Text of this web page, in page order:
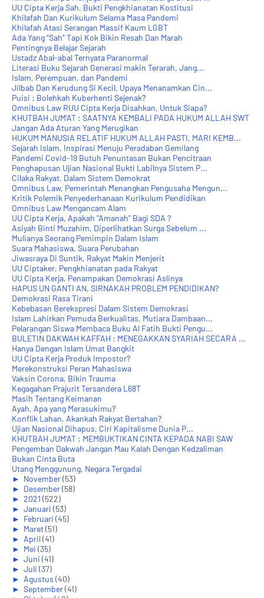
UU Cipta Kerja Sah, Bukti Pengkhianatan Kostitusi
Khilafah Dan Kurikulum Selama Masa Pandemi
Khilafah Atasi Serangan Massif Kaum LGBT
Ada Yang “Sah” Tapi Kok Bikin Resah Dan Marah
Pentingnya Belajar Sejarah
Ustadz Abal-abal Ternyata Paranormal
Literasi Buku Sejarah Generasi makin Terarah, Jang...
Islam, Perempuan, dan Pandemi
Jilbab Dan Kerudung Si Kecil, Upaya Menanamkan Cin...
Puisi : Bolehkah Kuberhenti Sejenak?
Omnibus Law RUU Cipta Kerja Disahkan, Untuk Siapa?
KHUTBAH JUM'AT : SAATNYA KEMBALI PADA HUKUM ALLAH SWT
Jangan Ada Aturan Yang Merugikan
HUKUM MANUSIA RELATIF HUKUM ALLAH PASTI, MARI KEMB...
Sejarah Islam, Inspirasi Menuju Peradaban Gemilang
Pandemi Covid-19 Butuh Penuntasan Bukan Pencitraan
Penghapusan Ujian Nasional Bukti Labilnya Sistem P...
Cilaka Rakyat, Dalam Sistem Demokrat
Omnibus Law, Pemerintah Menangkan Pengusaha Mengun...
Kritik Polemik Penyederhanaan Kurikulum Pendidikan
Omnibus Law Mengancam Alam
UU Cipta Kerja, Apakah "Amanah" Bagi SDA ?
Asiyah Binti Muzahim, Diperlihatkan Surga Sebelum ...
Mulianya Seorang Pemimpin Dalam Islam
Suara Mahasiswa, Suara Perubahan
Jiwasraya Di Suntik, Rakyat Makin Menjerit
UU Ciptaker, Pengkhianatan pada Rakyat
UU Cipta Kerja, Penampakan Demokrasi Aslinya
HAPUS UN GANTI AN, SIRNAKAH PROBLEM PENDIDIKAN?
Demokrasi Rasa Tirani
Kebebasan Berekspresi Dalam Sistem Demokrasi
Islam Lahirkan Pemuda Berkualitas, Mutiara Dambaan...
Pelarangan Siswa Membaca Buku Al Fatih Bukti Pengu...
BULETIN DAKWAH KAFFAH : MENEGAKKAN SYARIAH SECARA ...
Hanya Dengan Islam Umat Bangkit
UU Cipta Kerja Produk Impostor?
Merekonstruksi Peran Mahasiswa
Vaksin Corona, Bikin Trauma
Kegagahan Prajurit Tersandera L68T
Masih Tentang Keimanan
Ayah, Apa yang Merasukimu?
Konflik Lahan, Akankah Rakyat Bertahan?
Ujian Nasional Dihapus, Ciri Kapitalisme Dunia P...
KHUTBAH JUM'AT : MEMBUKTIKAN CINTA KEPADA NABI SAW
Pengemban Dakwah Jangan Mau Kalah Dengan Kedzaliman
Bukan Cinta Buta
Utang Menggunung, Negara Tergadai
► November(53)
► Desember(58)
► 2021 (522)
► Januari (53)
► Februari (45)
► Maret(51)
► April(41)
► Mei (35)
► Juni (41)
► Juli (37)
► Agustus (40)
► September(41)